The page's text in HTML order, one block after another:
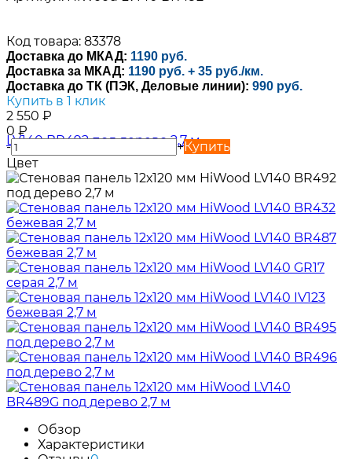
Код товара: 83378
Доставка до МКАД: 1190 руб.
Доставка за МКАД: 1190 руб. + 35 руб./км.
Доставка до ТК (ПЭК, Деловые линии): 990 руб.
Купить в 1 клик
2 550 ₽
0 ₽
-
+Купить
Цвет
Обзор
Характеристики